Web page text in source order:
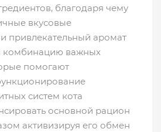
благодаря чему
вкусовые
привлекательный аромат
комбинацию важных
помогают
систем кота
основной рацион
активизируя его обмен